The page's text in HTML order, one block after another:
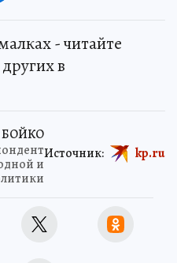
- читайте
в
БОЙКО
и
Источник: kp.ru